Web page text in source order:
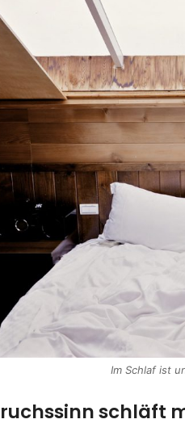
Im Schlaf ist
schläft